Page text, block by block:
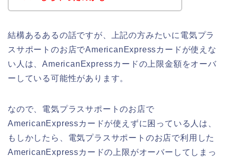
結構あるあるの話ですが、上記の方みたいに電気プラ
スサポートのお店でAmericanExpressカードが使えな
い人は、AmericanExpressカードの上限金額をオーバ
ーしている可能性があります。
なので、電気プラスサポートのお店で
AmericanExpressカードが使えずに困っている人は、
もしかしたら、電気プラスサポートのお店で利用した
AmericanExpressカードの上限がオーバーしてしまっ